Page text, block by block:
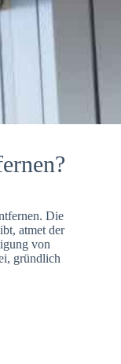
Die
atmet der
von
gründlich